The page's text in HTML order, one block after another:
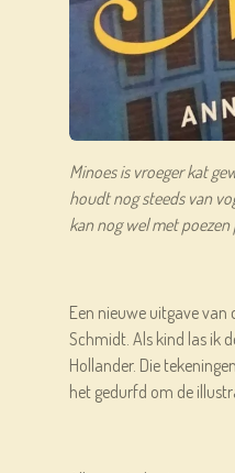
Minoes is vroeger kat
houdt nog steeds van
kan nog wel met
Een nieuwe uitgave van
Schmidt. Als kind las ik
Hollander. Die
het gedurfd om de